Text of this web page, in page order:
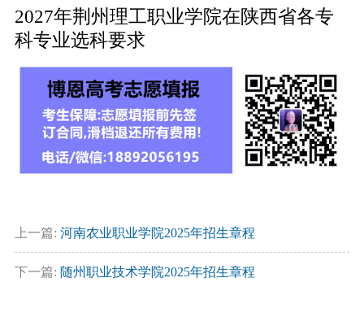
2027年荆州理工职业学院在陕西省各专
科专业选科要求
上一篇: 河南农业职业学院2025年招生章程
下一篇: 随州职业技术学院2025年招生章程